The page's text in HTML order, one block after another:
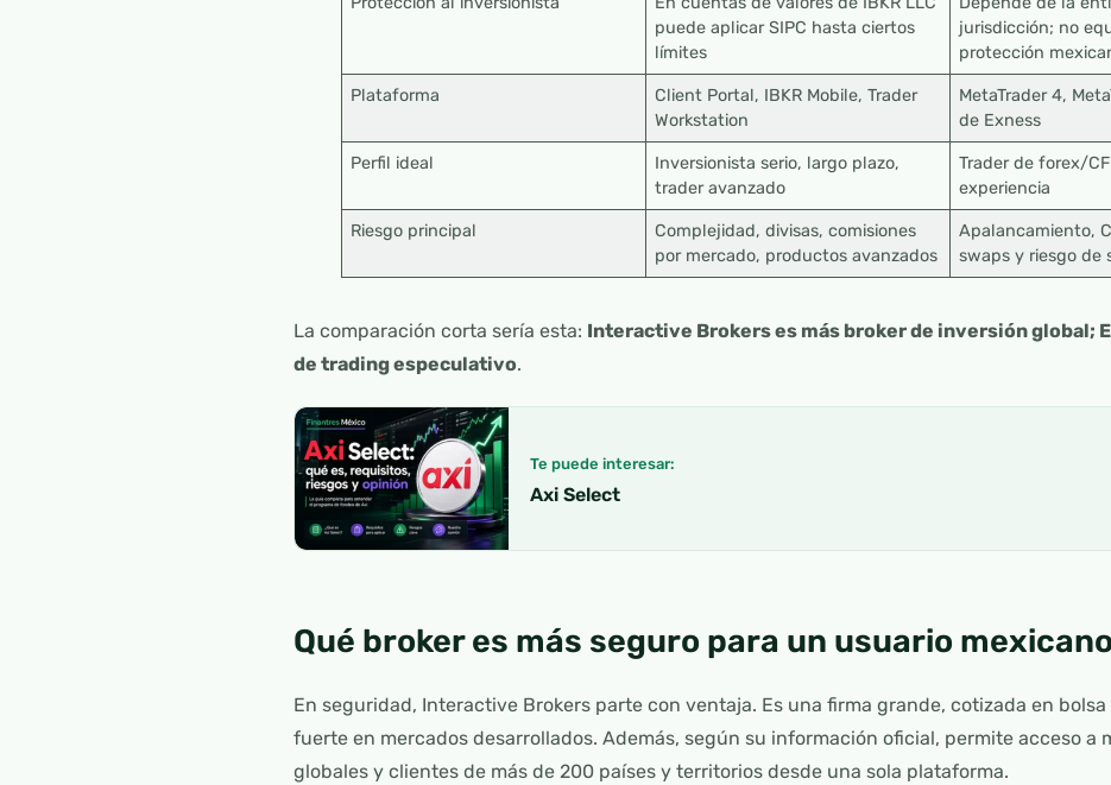
puede aplicar SIPC hasta ciertos
límites
jurisdicción; no
protección
Plataforma
Client Portal, IBKR Mobile, Trader
Workstation
MetaTrader 4,
de Exness
Perfil ideal
Inversionista serio, largo plazo,
trader avanzado
Trader de forex/
experiencia
Riesgo principal
Complejidad, divisas, comisiones
por mercado, productos avanzados
Apalancamiento,
swaps y riesgo de
La comparación corta sería esta: Interactive Brokers es más broker de inversión global;
de trading especulativo.
Te puede interesar:
Axi Select
Qué broker es más seguro para un usuario mexicano
En seguridad, Interactive Brokers parte con ventaja. Es una firma grande, cotizada en
fuerte en mercados desarrollados. Además, según su información oficial, permite acceso a
globales y clientes de más de 200 países y territorios desde una sola plataforma.